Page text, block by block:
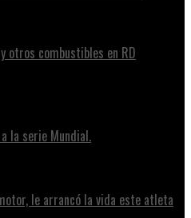
otros combustibles en RD
la serie Mundial.
le arrancó la vida este atleta